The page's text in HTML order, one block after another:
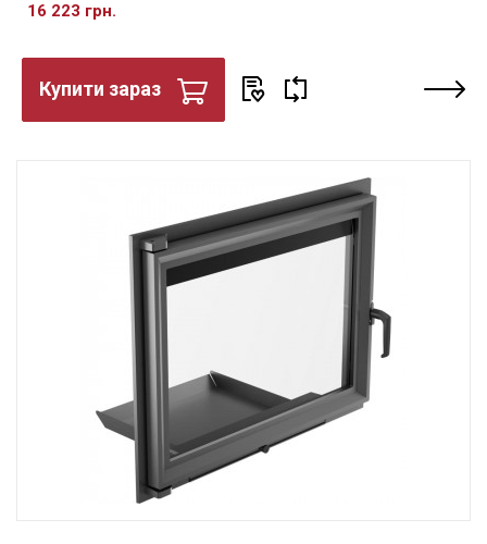
16 223 грн.
Купити зараз